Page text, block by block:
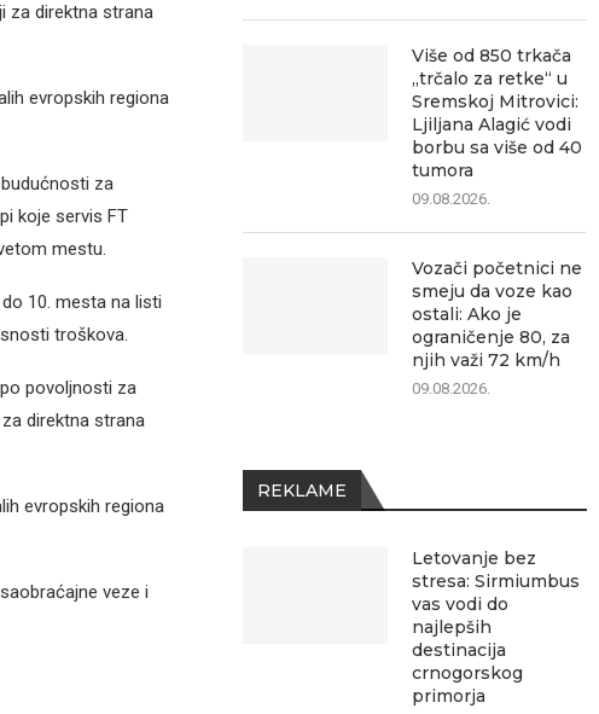
za direktna strana
evropskih regiona
za
koje servis FT
mestu.
10. mesta na listi
troškova.
povoljnosti za
direktna strana
evropskih regiona
veze i
Više od 850 trkača
„trčalo za retke“ u
Sremskoj Mitrovici:
Ljiljana Alagić vodi
borbu sa više od 40
tumora
09.08.2026.
Vozači početnici ne
smeju da voze kao
ostali: Ako je
ograničenje 80, za
njih važi 72 km/h
09.08.2026.
REKLAME
Letovanje bez
stresa: Sirmiumbus
vas vodi do
najlepših
destinacija
crnogorskog
primorja